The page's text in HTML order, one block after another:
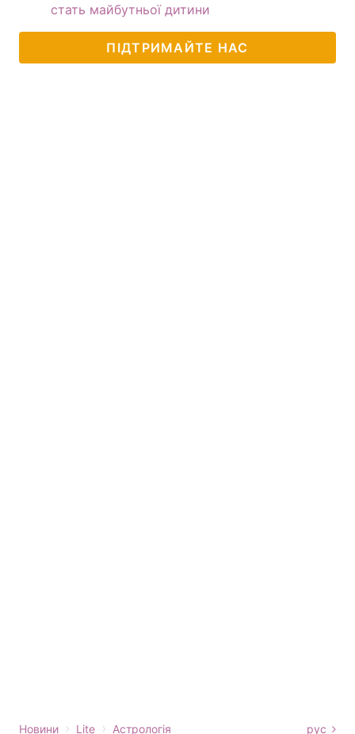
стать майбутньої дитини
ПІДТРИМАЙТЕ НАС
Новини › Lite › Астрологія рус